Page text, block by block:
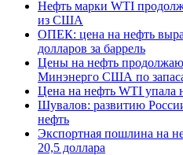
Нефть марки WTI
из США
ОПЕК: цена на нефть
долларов за баррель
Цены на нефть
Минэнерго США по
Цена на нефть WTI упала
Шувалов: развитию
нефть
Экспортная пошлина на
20,5 доллара